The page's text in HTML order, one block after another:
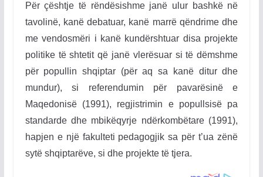
Për çështje të rëndësishme janë ulur bashkë në
tavolinë, kanë debatuar, kanë marrë qëndrime dhe
me vendosmëri i kanë kundërshtuar disa projekte
politike të shtetit që janë vlerësuar si të dëmshme
për popullin shqiptar (për aq sa kanë ditur dhe
mundur), si referendumin për pavarësinë e
Maqedonisë (1991), regjistrimin e popullsisë pa
standarde dhe mbikëqyrje ndërkombëtare (1991),
hapjen e një fakulteti pedagogjik sa për t’ua zënë
sytë shqiptarëve, si dhe projekte të tjera.